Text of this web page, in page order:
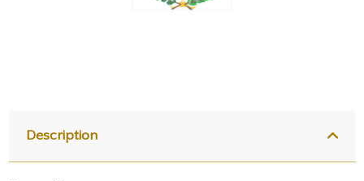
Description